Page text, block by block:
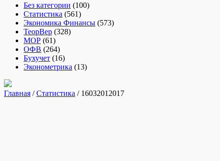
Без категории (100)
Статистика (561)
Экономика Финансы (573)
ТеорВер (328)
МОР (61)
ОФВ (264)
Бухучет (16)
Эконометрика (13)
Главная /Статистика / 16032012017